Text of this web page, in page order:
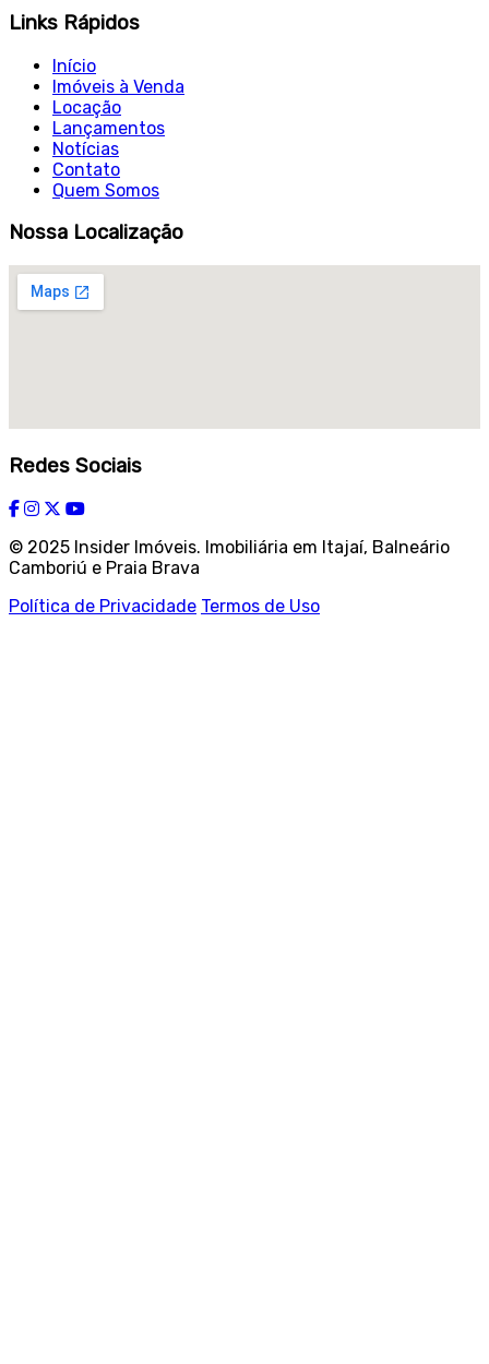
Links Rápidos
Início
Imóveis à Venda
Locação
Lançamentos
Notícias
Contato
Quem Somos
Nossa Localização
Redes Sociais
© 2025 Insider Imóveis. Imobiliária em Itajaí, Balneário
Camboriú e Praia Brava
Política de Privacidade Termos de Uso